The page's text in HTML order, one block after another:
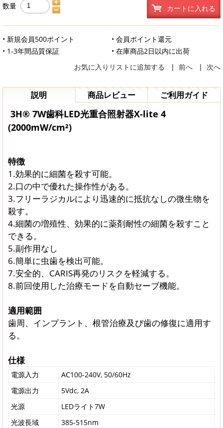
数量 カートに入れる
• 新規会員500ポイント
• 会員ポイント還元
• 1-3年間品質保証
• 在庫商品2日以内に出荷
お気に入りリストに追加する
| 前へ | 次へ
説明 商品レビュー ご利用ガイド
3H® 7W歯科LED光重合照射器X-lite 4
(2000mW/cm²)
特徴
1.効果的に細菌を殺す可能。
2.口の中で優れた操作性がある。
3.フリーラジカルにより迅速的に抵抗なしの微生物を
殺す。
4.細菌の増殖性、効果的に薬剤耐性の細菌を殺すこと
できる。
5.副作用なし
6.簡単に虫歯を検出可能。
7.安全的、CARIS再発のリスクを軽減する。
8.前回使用した治療モードを自動セーブ機能。
適用範囲
歯周、インプラント、根管治療及び歯の修復に適用す
る。
仕様
電源入力
AC100-240V, 50/60Hz
電源出力
5Vdc, 2A
光源
LEDライト7W
光波長域
385-515nm